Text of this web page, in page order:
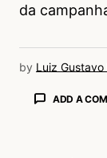
da
by Luiz
ADD A